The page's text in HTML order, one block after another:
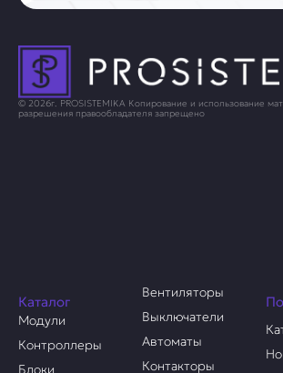
© 2026г. PROSISTEMIKA Копирование и использование
разрешения правообладателя запрещено
Каталог
Модули
Контроллеры
Блоки
Вентиляторы
Выключатели
Автоматы
Контакторы